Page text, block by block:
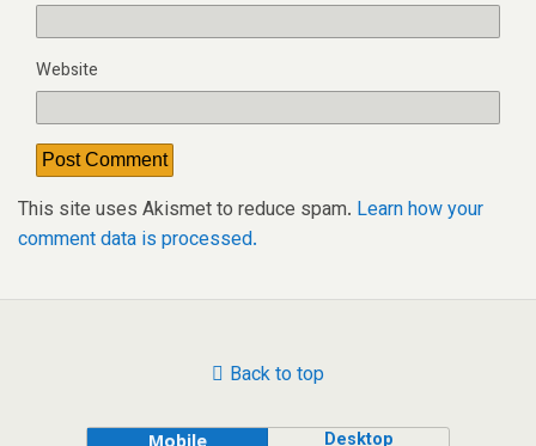
Website
This site uses Akismet to reduce spam. Learn how your
comment data is processed.
Back to top
Mobile Desktop